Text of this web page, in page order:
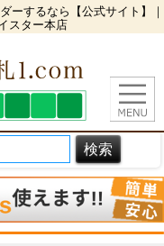
ーするなら【公式サイト】｜
スター本店